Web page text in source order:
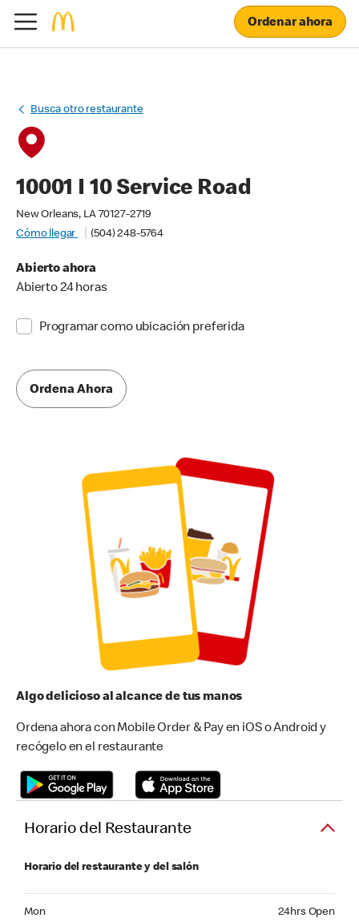
Ordenar ahora
Busca otro restaurante
10001 I 10 Service Road
New Orleans, LA 70127-2719
Cómo llegar
(504) 248-5764
Abierto ahora
Abierto 24 horas
Programar como ubicación preferida
Ordena Ahora
Algo delicioso al alcance de tus manos
Ordena ahora con Mobile Order & Pay en iOS o Android y
recógelo en el restaurante
Horario del Restaurante
Horario del restaurante y del salón
Mon 24hrs Open